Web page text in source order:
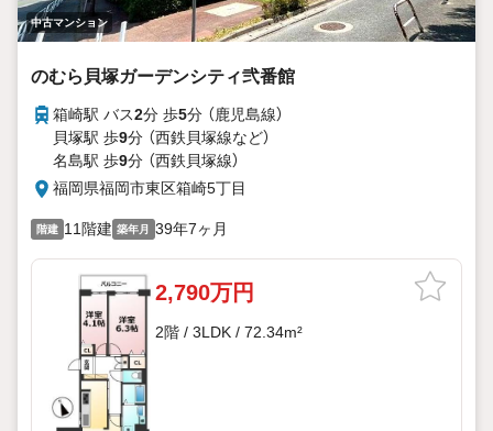
中古マンション
のむら貝塚ガーデンシティ弐番館
箱崎駅 バス2分 歩5分 （鹿児島線）
貝塚駅 歩9分 （西鉄貝塚線など）
名島駅 歩9分 （西鉄貝塚線）
福岡県福岡市東区箱崎5丁目
階建 11階建 築年月 39年7ヶ月
2,790万円
2階 / 3LDK / 72.34m²